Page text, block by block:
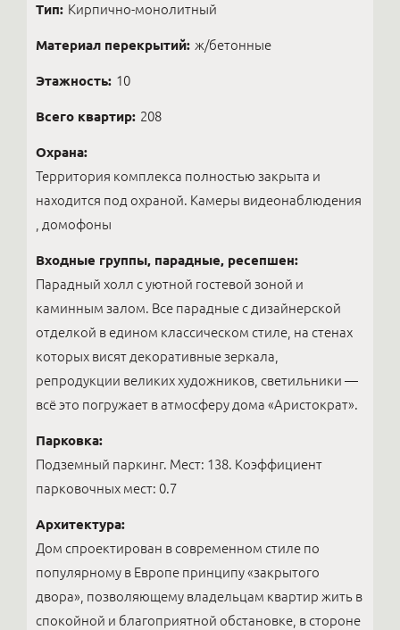
Тип: Кирпично-монолитный
Материал перекрытий: ж/бетонные
Этажность: 10
Всего квартир: 208
Охрана:
Территория комплекса полностью закрыта и
находится под охраной. Камеры видеонаблюдения
, домофоны
Входные группы, парадные, ресепшен:
Парадный холл с уютной гостевой зоной и
каминным залом. Все парадные с дизайнерской
отделкой в едином классическом стиле, на стенах
которых висят декоративные зеркала,
репродукции великих художников, светильники —
всё это погружает в атмосферу дома «Аристократ».
Парковка:
Подземный паркинг. Мест: 138. Коэффициент
парковочных мест: 0.7
Архитектура:
Дом спроектирован в современном стиле по
популярному в Европе принципу «закрытого
двора», позволяющему владельцам квартир жить в
спокойной и благоприятной обстановке, в стороне